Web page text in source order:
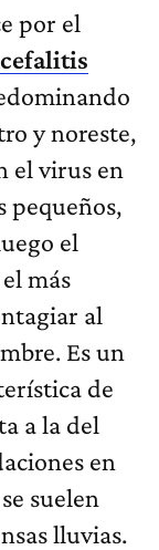
por el
y noreste,
el virus en
pequeños,
el
más
al
Es un
de
a la del
en
suelen
lluvias.